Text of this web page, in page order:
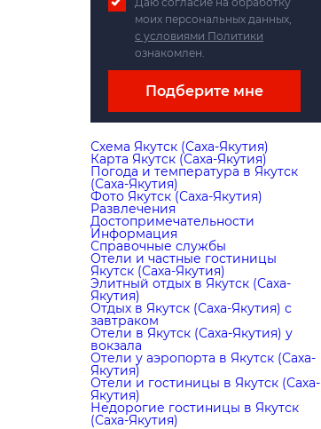
моих персональных данных,
с условиями Политики
ознакомлен.
Подберите мне
Схема Якутск (Саха-Якутия)
Карта Якутск (Саха-Якутия)
Погода и температура в Якутск
(Саха-Якутия)
Фото Якутск (Саха-Якутия)
Развлечения
Достопримечательности
Информация
Справочные службы
Отели и частные гостиницы
Якутск (Саха-Якутия)
Элитный отдых в Якутск (Саха-
Якутия)
Отдых в Якутск (Саха-Якутия) с
завтраком
Отели в Якутск (Саха-Якутия) у
вокзала
Отели у аэропорта в Якутск (Саха-
Якутия)
Отели и гостиницы в Якутск (Саха-
Якутия)
Недорогие гостиницы в Якутск
(Саха-Якутия)